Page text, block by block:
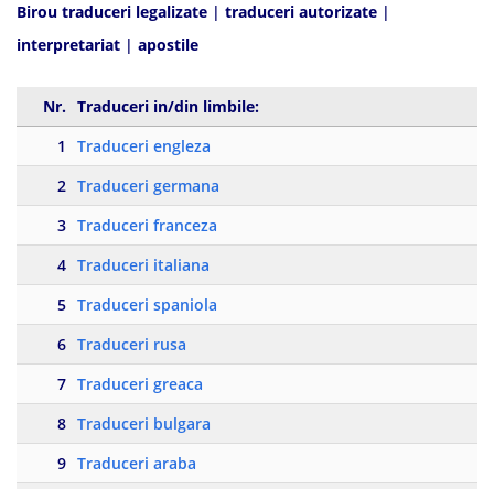
Birou traduceri legalizate | traduceri autorizate |
interpretariat | apostile
Nr. Traduceri in/din limbile:
1
Traduceri engleza
2 Traduceri germana
3 Traduceri franceza
4 Traduceri italiana
5 Traduceri spaniola
6 Traduceri rusa
7 Traduceri greaca
8 Traduceri bulgara
9 Traduceri araba